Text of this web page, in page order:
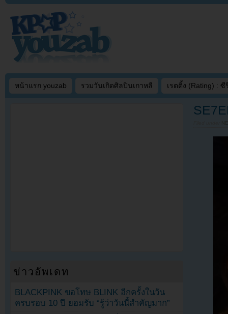
หน้าแรก youzab รวมวันเกิดศิลปินเกาหลี เรตติ้ง (Rating) : ซี
ข่าวอัพเดท
BLACKPINK ขอโทษ BLINK อีกครั้งในวัน
ครบรอบ 10 ปี ยอมรับ “รู้ว่าวันนี้สำคัญมาก”